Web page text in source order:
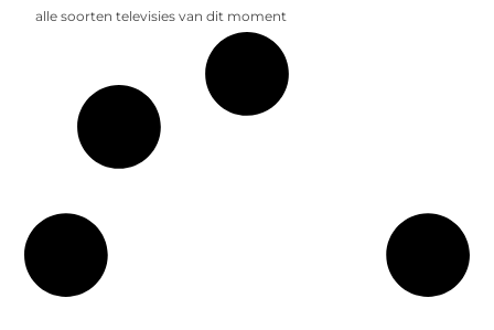
alle soorten televisies van dit moment